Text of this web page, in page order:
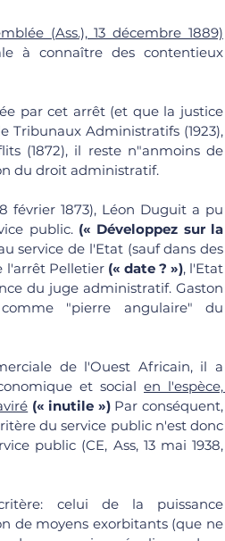
(Ass.), 13 décembre 1889)
à connaître des contentieux
par cet arrêt (et que la justice
Administratifs (1923),
(1872), il reste n"anmoins de
du droit administratif.
février 1873), Léon Duguit a pu
public. (« Développez sur la
service de l'Etat (sauf dans des
l'arrêt Pelletier (« date ? »), l'Etat
du juge administratif. Gaston
"pierre angulaire" du
de l'Ouest Africain, il a
et social en l'espèce,
(« inutile ») Par conséquent,
du service public n'est donc
public (CE, Ass, 13 mai 1938,
celui de la puissance
de moyens exorbitants (que ne